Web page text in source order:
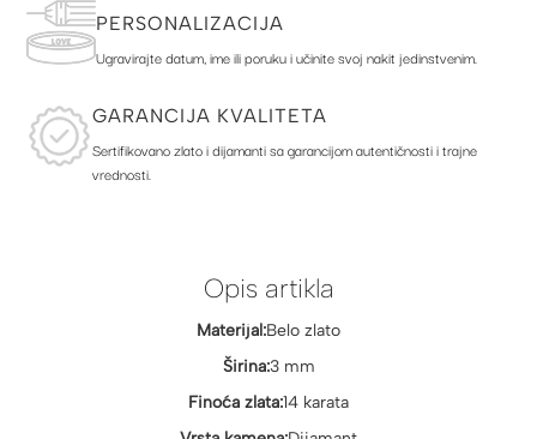
PERSONALIZACIJA
Ugravirajte datum, ime ili poruku i učinite svoj nakit jedinstvenim.
GARANCIJA KVALITETA
Sertifikovano zlato i dijamanti sa garancijom autentičnosti i trajne
vrednosti.
Opis artikla
Materijal:Belo zlato
Širina:3 mm
Finoća zlata:14 karata